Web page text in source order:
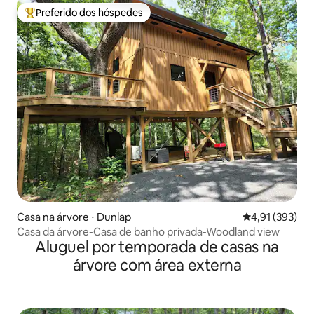
Entre os melhores preferidos dos hóspedes
Preferido dos hóspedes
Casa na árvore ⋅ Dunlap 4,91 de uma
4,91 (393)
Casa da árvore-Casa de banho privada-Woodland view
Aluguel por temporada de casas na
árvore com área externa